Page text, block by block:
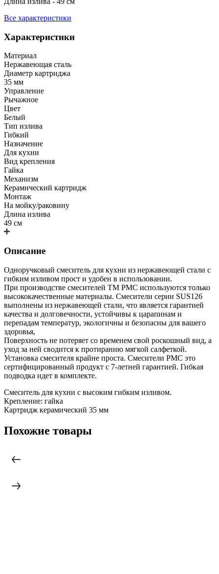
Все характеристики
Характеристики
Материал
Нержавеющая сталь
Диаметр картриджа
35 мм
Управление
Рычажное
Цвет
Белый
Тип излива
Гибкий
Назначение
Для кухни
Вид крепления
Гайка
Механизм
Керамический картридж
Монтаж
На мойку/раковину
Длина излива
49 см
Описание
Одноручковый смеситель для кухни из нержавеющей стали с
гибким изливом прост и удобен в использовании.
При производстве смесителей ТМ РМС используются только
высококачественные материалы. Смесители серии SUS126
выполнены из нержавеющей стали, что является гарантией
качества и долговечности, устойчивы к царапинам и
перепадам температур, экологичны и безопасны для вашего
здоровья,
Поверхность не потеряет со временем свой роскошный вид, а
уход за ней сводится к протиранию мягкой салфеткой.
Установка смесителя крайне проста. Смесители РМС это
сертифицированный продукт с 7-летней гарантией. Гибкая
подводка идет в комплекте.
Смеситель для кухни с высоким гибким изливом.
Крепление: гайка
Картридж керамический 35 мм
Похожие товары